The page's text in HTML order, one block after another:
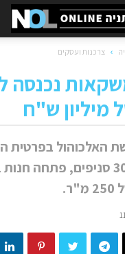
צרכנות ועסקים
נכנסה
ש"ח
האלכוהול בפרטית
בישראל, המונה 30 סניפים,